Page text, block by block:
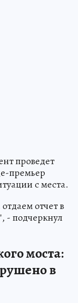
проведет
премьер
с места.
отчет в
- подчеркнул
моста:
в